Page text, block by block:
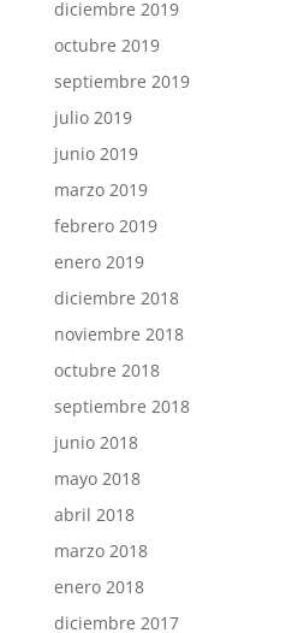
diciembre 2019
octubre 2019
septiembre 2019
julio 2019
junio 2019
marzo 2019
febrero 2019
enero 2019
diciembre 2018
noviembre 2018
octubre 2018
septiembre 2018
junio 2018
mayo 2018
abril 2018
marzo 2018
enero 2018
diciembre 2017